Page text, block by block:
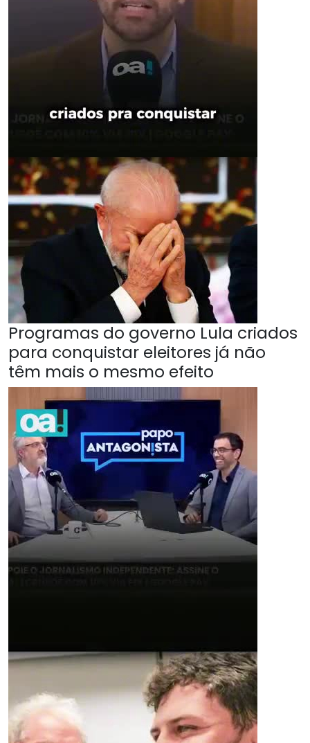
Programas do governo Lula criados
para conquistar eleitores já não
têm mais o mesmo efeito